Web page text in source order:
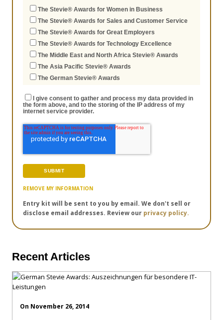
The Stevie® Awards for Women in Business
The Stevie® Awards for Sales and Customer Service
The Stevie® Awards for Great Employers
The Stevie® Awards for Technology Excellence
The Middle East and North Africa Stevie® Awards
The Asia Pacific Stevie® Awards
The German Stevie® Awards
I give consent to gather and process my data provided in
the form above, and to the storing of the IP address of my
internet service provider.
REMOVE MY INFORMATION
Entry kit will be sent to you by email. We don't sell or
disclose email addresses. Review our privacy policy.
Recent Articles
On November 26, 2014